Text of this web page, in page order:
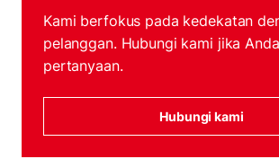
Kami berfokus pada kedekatan
pelanggan. Hubungi kami jika
pertanyaan.
Hubungi kami